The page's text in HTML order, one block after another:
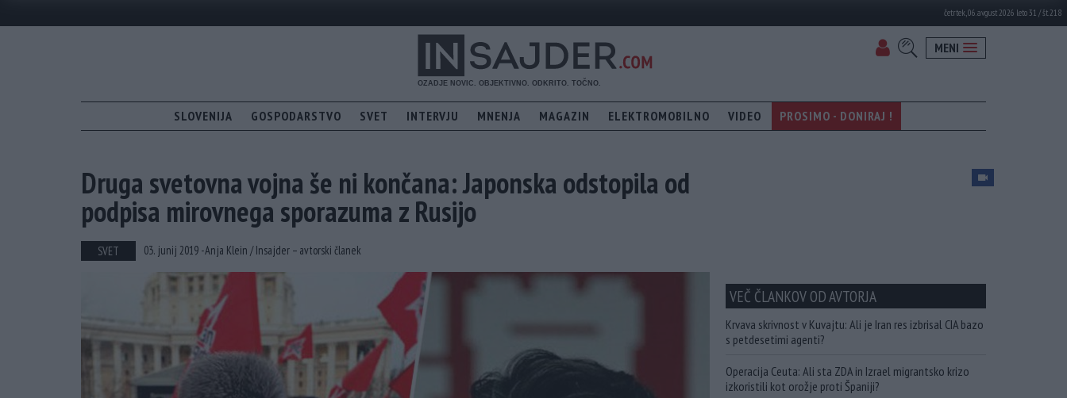
četrtek, 06. avgust 2026 leto 31 / št. 218
MENI
SLOVENIJA GOSPODARSTVO SVET INTERVJU MNENJA MAGAZIN ELEKTROMOBILNO VIDEO PROSIMO - DONIRAJ !
Druga svetovna vojna še ni končana: Japonska odstopila od
podpisa mirovnega sporazuma z Rusijo
SVET 03. junij 2019 -Anja Klein /Insajder – avtorski članek
VEČ ČLANKOV OD AVTORJA
Krvava skrivnost v Kuvajtu: Ali je Iran res izbrisal CIA bazo
s petdesetimi agenti?
Operacija Ceuta: Ali sta ZDA in Izrael migrantsko krizo
izkoristili kot orožje proti Španiji?